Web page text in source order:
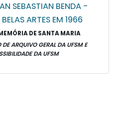
SEBASTIAN BENDA -
ARTES EM 1966
DE SANTA MARIA
ARQUIVO GERAL DA UFSM E
DA UFSM